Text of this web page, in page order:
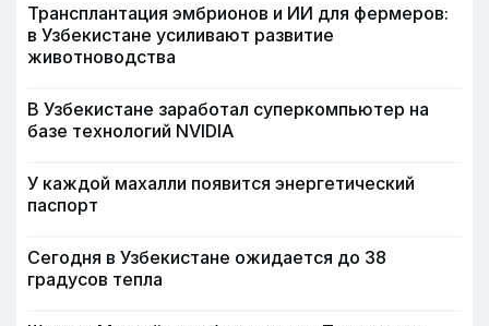
Трансплантация эмбрионов и ИИ для фермеров:
в Узбекистане усиливают развитие
животноводства
В Узбекистане заработал суперкомпьютер на
базе технологий NVIDIA
У каждой махалли появится энергетический
паспорт
Сегодня в Узбекистане ожидается до 38
градусов тепла